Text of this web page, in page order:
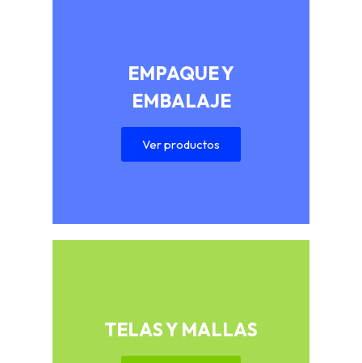
EMPAQUE Y
EMBALAJE
Ver productos
TELAS Y MALLAS